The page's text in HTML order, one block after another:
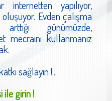
internetten yapılıyor,
Evden çalışma
günümüzde,
mecraını kullanmanız
sağlayın !...
ile girin !